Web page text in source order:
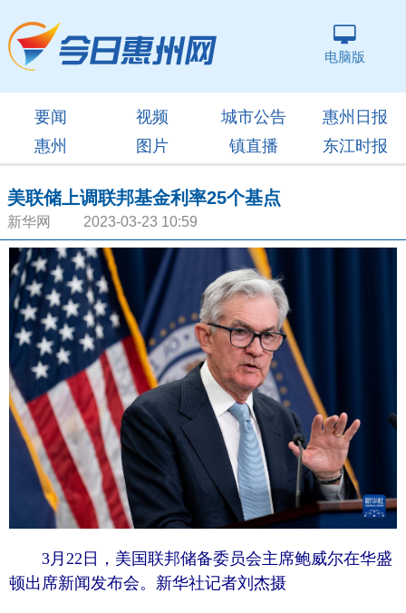
电脑版
要闻 视频 城市公告
惠州日报
惠州
图片 镇直播 东江时报
美联储上调联邦基金利率25个基点
新华网 2023-03-23 10:59
3月22日，美国联邦储备委员会主席鲍威尔在华盛
顿出席新闻发布会。 新华社记者刘杰摄